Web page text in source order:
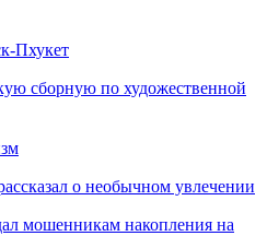
Пхукет
сборную по художественной
о необычном увлечении
мошенникам накопления на